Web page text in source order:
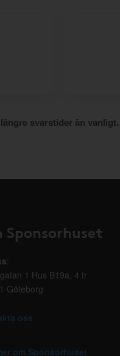
svarstider än
Sponsorhuset
:
1 Hus B19a, 4 tr
Göteborg
oss
om Sponsorhuset